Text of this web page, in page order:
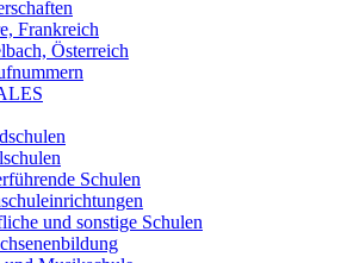
Frankreich
Österreich
Schulen
und sonstige Schulen